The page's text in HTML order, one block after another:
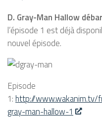
D. Gray-Man Hallow
l’épisode 1 est déjà
nouvel épisode.
Episode
1: http://
gray-man-hallow-1